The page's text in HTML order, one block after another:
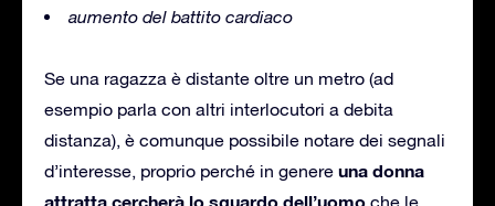
aumento del battito cardiaco
Se una ragazza è distante oltre un metro (ad
esempio parla con altri interlocutori a debita
distanza), è comunque possibile notare dei segnali
d’interesse, proprio perché in genere una donna
attratta cercherà lo sguardo dell’uomo che le